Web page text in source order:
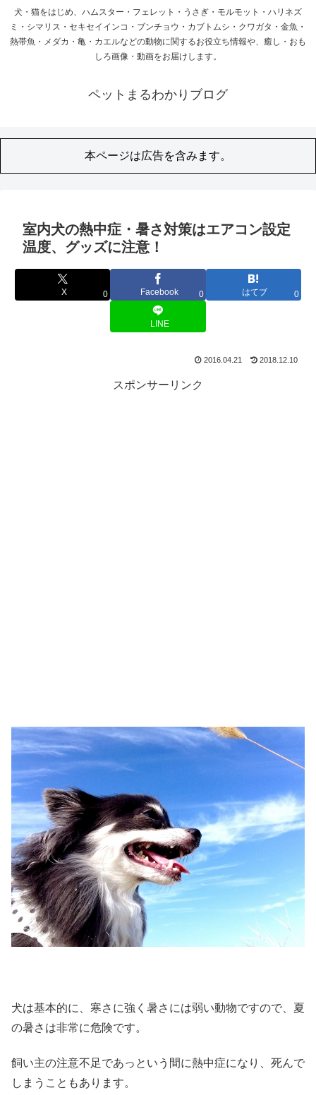
犬・猫をはじめ、ハムスター・フェレット・うさぎ・モルモット・ハリネズ
ミ・シマリス・セキセイインコ・ブンチョウ・カブトムシ・クワガタ・金魚・
熱帯魚・メダカ・亀・カエルなどの動物に関するお役立ち情報や、癒し・おも
しろ画像・動画をお届けします。
ペットまるわかりブログ
本ページは広告を含みます。
室内犬の熱中症・暑さ対策はエアコン設定
温度、グッズに注意！
X 0 Facebook 0 はてブ 0
LINE
2016.04.21 2018.12.10
スポンサーリンク
犬は基本的に、寒さに強く暑さには弱い動物ですので、夏
の暑さは非常に危険です。
飼い主の注意不足であっという間に熱中症になり、死んで
しまうこともあります。